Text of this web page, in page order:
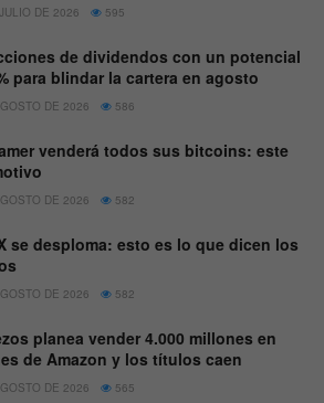
DE 2026 595
de dividendos con un potencial
para blindar la cartera en agosto
DE 2026 586
venderá todos sus bitcoins: este
DE 2026 582
se desploma: esto es lo que dicen los
DE 2026 582
planea vender 4.000 millones en
de Amazon y los títulos caen
DE 2026 565